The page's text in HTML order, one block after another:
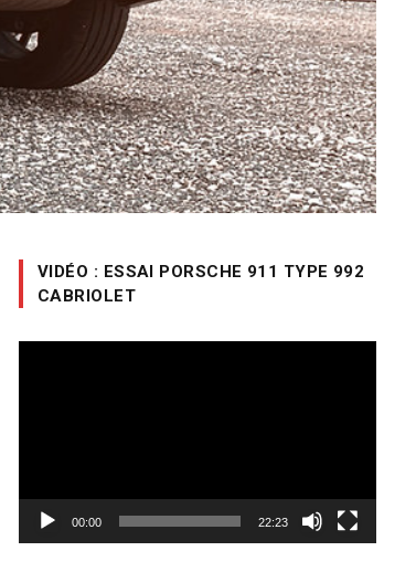
VIDÉO : ESSAI PORSCHE 911 TYPE 992
CABRIOLET
00:00 22:23